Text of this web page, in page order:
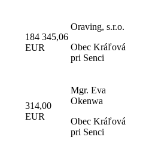
184 345,06
EUR
Oraving, s.r.o.
Obec Kráľová
pri Senci
314,00
EUR
Mgr. Eva
Okenwa
Obec Kráľová
pri Senci